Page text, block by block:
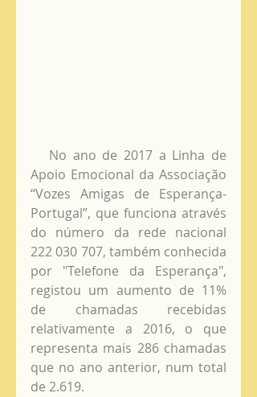
Apoio Emocional da Associação
“Vozes Amigas de Esperança-
Portugal”, que funciona através
do número da rede nacional
222 030 707, também conhecida
por "Telefone da Esperança",
registou um aumento de 11%
de chamadas recebidas
relativamente a 2016, o que
representa mais 286 chamadas
que no ano anterior, num total
de 2.619.